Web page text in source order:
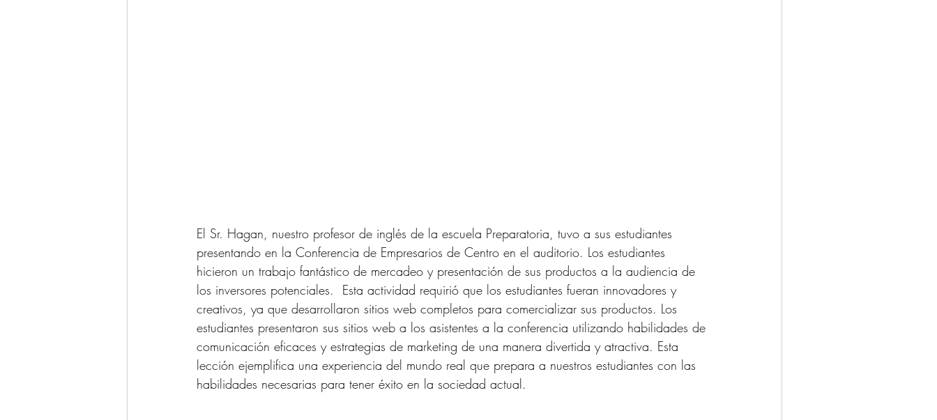
El Sr. Hagan, nuestro profesor de inglés de la escuela Preparatoria, tuvo a sus estudiantes
presentando en la Conferencia de Empresarios de Centro en el auditorio. Los estudiantes
hicieron un trabajo fantástico de mercadeo y presentación de sus productos a la audiencia de
los inversores potenciales.  Esta actividad requirió que los estudiantes fueran innovadores y
creativos, ya que desarrollaron sitios web completos para comercializar sus productos. Los
estudiantes presentaron sus sitios web a los asistentes a la conferencia utilizando habilidades de
comunicación eficaces y estrategias de marketing de una manera divertida y atractiva. Esta
lección ejemplifica una experiencia del mundo real que prepara a nuestros estudiantes con las
habilidades necesarias para tener éxito en la sociedad actual.